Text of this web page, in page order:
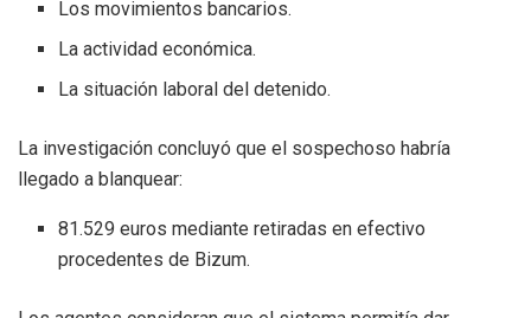
Los movimientos bancarios.
La actividad económica.
La situación laboral del detenido.
La investigación concluyó que el sospechoso habría
llegado a blanquear:
81.529 euros mediante retiradas en efectivo
procedentes de Bizum.